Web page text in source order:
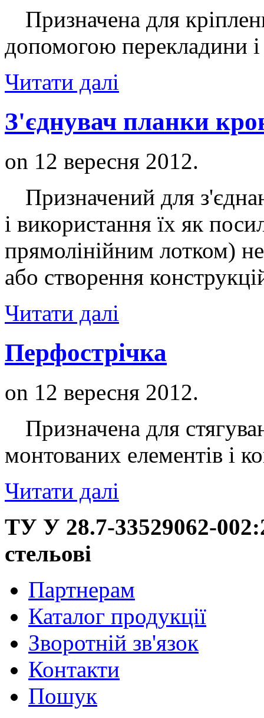
Призначена для
допомогою перекладини і
Читати далі
З'єднувач планки
on 12 вересня 2012.
Призначений для
і використання їх як
прямолінійним лотком)
або створення
Читати далі
Перфострічка
on 12 вересня 2012.
Призначена для
монтованих елементів і
Читати далі
ТУ У 28.7-33529062-
стельові
Партнерам
Каталог продукції
Зворотній зв'язок
Контакти
Пошук